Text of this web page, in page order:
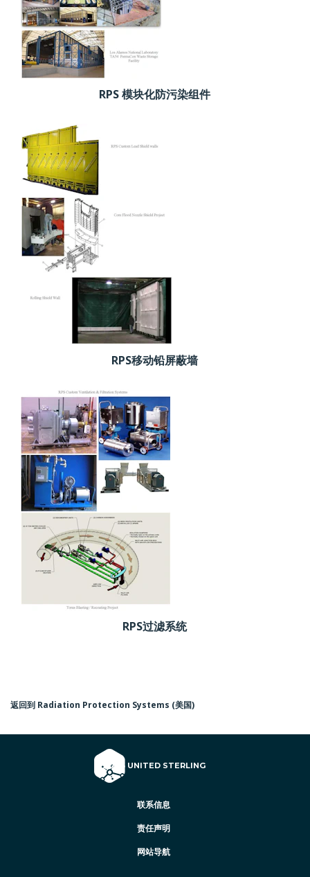
RPS 模块化防污染组件
RPS移动铅屏蔽墙
RPS过滤系统
返回到 Radiation Protection Systems (美国)
© 2026 UNITED STERLING
联系信息
责任声明
网站导航